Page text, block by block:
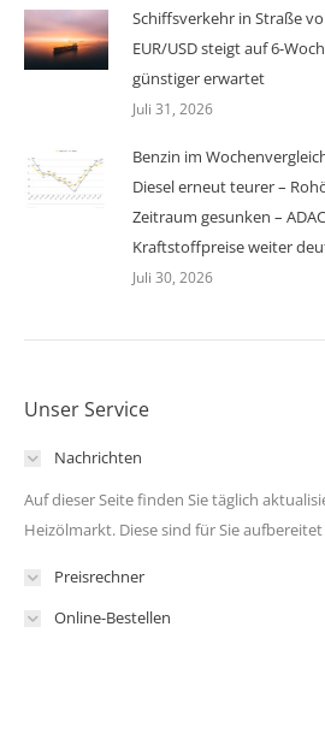
Schiffsverkehr in Straße
EUR/USD steigt auf 6-
günstiger erwartet
Juli 31, 2026
Benzin im
Diesel erneut teurer –
Zeitraum gesunken –
Kraftstoffpreise weiter
Juli 30, 2026
Unser Service
Nachrichten
Auf dieser Seite finden Sie täglich
Heizölmarkt. Diese sind für Sie
Preisrechner
Online-Bestellen